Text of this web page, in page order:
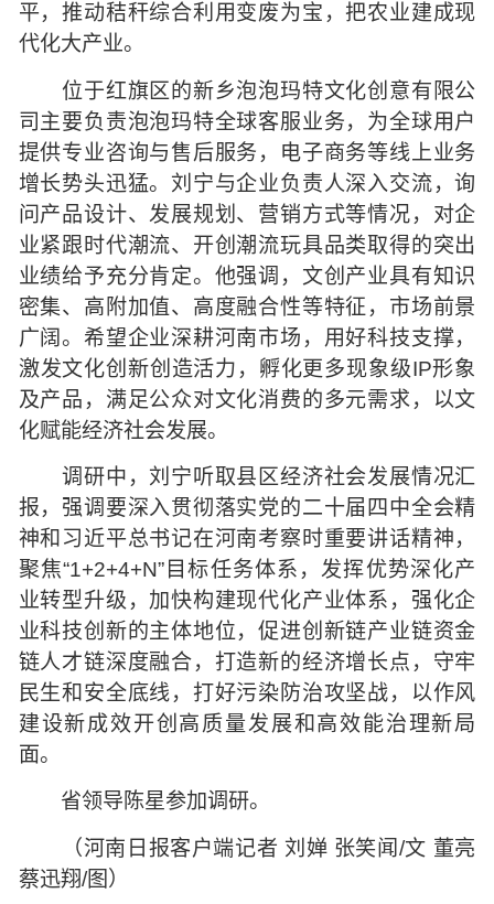
平，推动秸秆综合利用变废为宝，把农业建成现
代化大产业。
位于红旗区的新乡泡泡玛特文化创意有限公
司主要负责泡泡玛特全球客服业务，为全球用户
提供专业咨询与售后服务，电子商务等线上业务
增长势头迅猛。刘宁与企业负责人深入交流，询
问产品设计、发展规划、营销方式等情况，对企
业紧跟时代潮流、开创潮流玩具品类取得的突出
业绩给予充分肯定。他强调，文创产业具有知识
密集、高附加值、高度融合性等特征，市场前景
广阔。希望企业深耕河南市场，用好科技支撑，
激发文化创新创造活力，孵化更多现象级IP形象
及产品，满足公众对文化消费的多元需求，以文
化赋能经济社会发展。
调研中，刘宁听取县区经济社会发展情况汇
报，强调要深入贯彻落实党的二十届四中全会精
神和习近平总书记在河南考察时重要讲话精神，
聚焦“1+2+4+N”目标任务体系，发挥优势深化产
业转型升级，加快构建现代化产业体系，强化企
业科技创新的主体地位，促进创新链产业链资金
链人才链深度融合，打造新的经济增长点，守牢
民生和安全底线，打好污染防治攻坚战，以作风
建设新成效开创高质量发展和高效能治理新局
面。
省领导陈星参加调研。
（河南日报客户端记者 刘婵 张笑闻/文 董亮
蔡迅翔/图）